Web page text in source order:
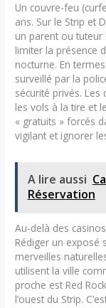
Un couvre-feu
ans. Sur le Strip et
un parent ou tuteur
limiter la présence
nocturne. En
surveillé par la
sécurité privés.
les vols à la tire et
« gratuits » forcés
vigilant et ignorer
A lire aussi
Réservation
Au-delà des
Rédiger un exposé
merveilles
utilisent la ville
proche est Red
l’ouest du Strip.